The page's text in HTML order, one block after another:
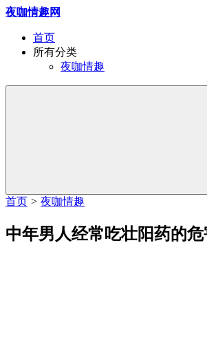
夜咖情趣网
首页
所有分类
夜咖情趣
首页 > 夜咖情趣
中年男人经常吃壮阳药的危